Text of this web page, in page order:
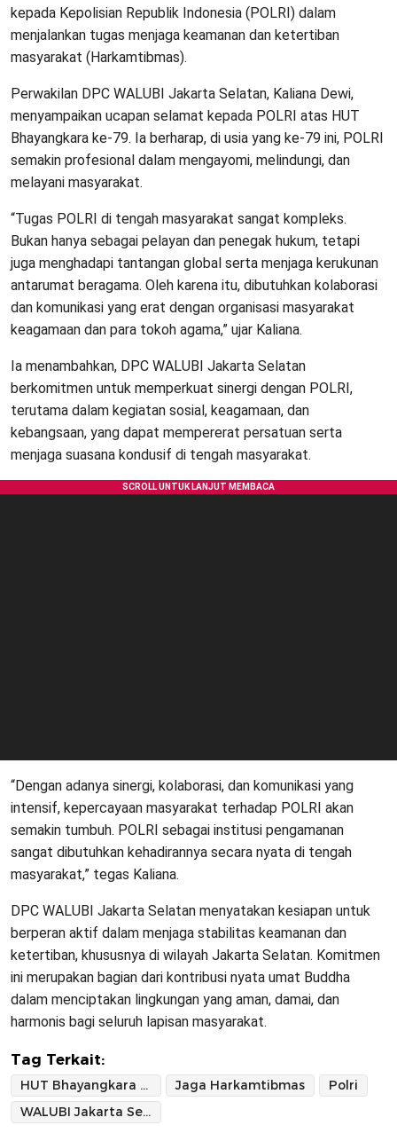
kepada Kepolisian Republik Indonesia (POLRI) dalam
menjalankan tugas menjaga keamanan dan ketertiban
masyarakat (Harkamtibmas).
Perwakilan DPC WALUBI Jakarta Selatan, Kaliana Dewi,
menyampaikan ucapan selamat kepada POLRI atas HUT
Bhayangkara ke-79. Ia berharap, di usia yang ke-79 ini, POLRI
semakin profesional dalam mengayomi, melindungi, dan
melayani masyarakat.
“Tugas POLRI di tengah masyarakat sangat kompleks.
Bukan hanya sebagai pelayan dan penegak hukum, tetapi
juga menghadapi tantangan global serta menjaga kerukunan
antarumat beragama. Oleh karena itu, dibutuhkan kolaborasi
dan komunikasi yang erat dengan organisasi masyarakat
keagamaan dan para tokoh agama,” ujar Kaliana.
Ia menambahkan, DPC WALUBI Jakarta Selatan
berkomitmen untuk memperkuat sinergi dengan POLRI,
terutama dalam kegiatan sosial, keagamaan, dan
kebangsaan, yang dapat mempererat persatuan serta
menjaga suasana kondusif di tengah masyarakat.
“Dengan adanya sinergi, kolaborasi, dan komunikasi yang
intensif, kepercayaan masyarakat terhadap POLRI akan
semakin tumbuh. POLRI sebagai institusi pengamanan
sangat dibutuhkan kehadirannya secara nyata di tengah
masyarakat,” tegas Kaliana.
DPC WALUBI Jakarta Selatan menyatakan kesiapan untuk
berperan aktif dalam menjaga stabilitas keamanan dan
ketertiban, khususnya di wilayah Jakarta Selatan. Komitmen
ini merupakan bagian dari kontribusi nyata umat Buddha
dalam menciptakan lingkungan yang aman, damai, dan
harmonis bagi seluruh lapisan masyarakat.
Tag Terkait:
HUT Bhayangkara ke-79 Jaga Harkamtibmas
Polri
WALUBI Jakarta Selatan